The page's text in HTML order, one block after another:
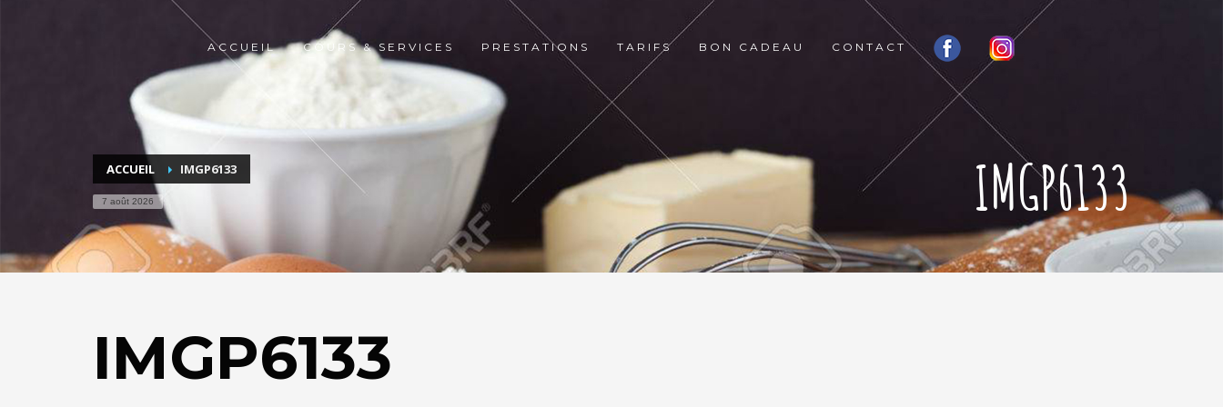
ACCUEIL COURS & SERVICES PRESTATIONS TARIFS BON CADEAU CONTACT
ACCUEIL IMGP6133
7 août 2026 IMGP6133
IMGP6133